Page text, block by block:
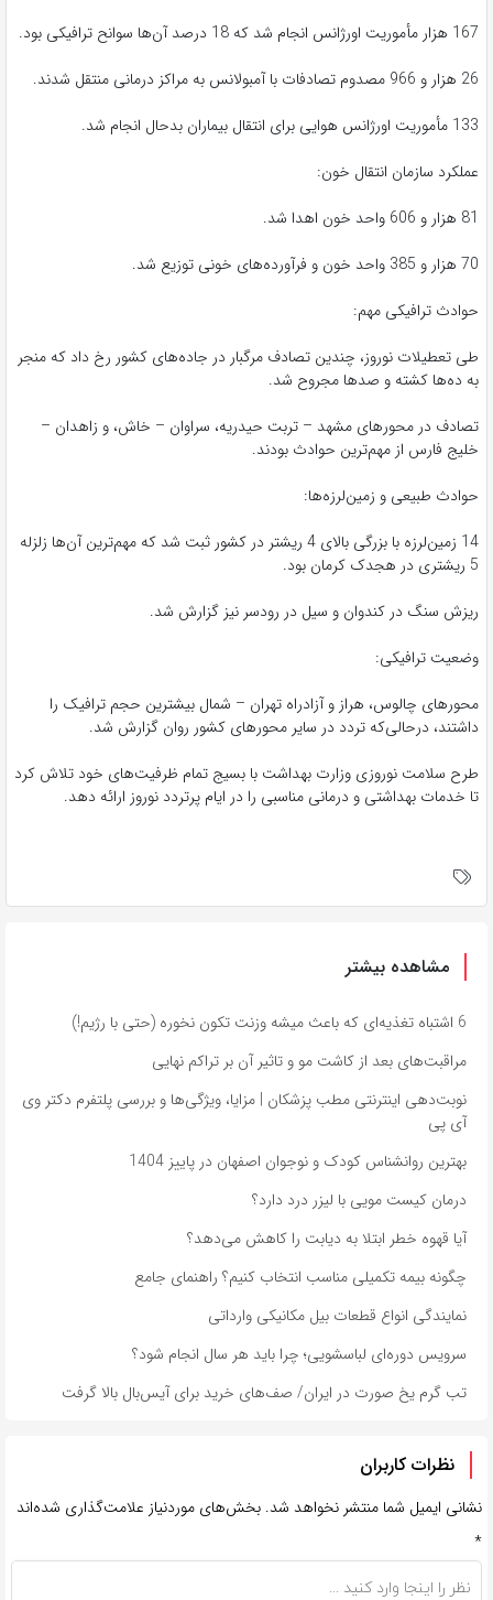
167 هزار مأموریت اورژانس انجام شد که 18 درصد آن‌ها سوانح ترافیکی بود.
26 هزار و 966 مصدوم تصادفات با آمبولانس به مراکز درمانی منتقل شدند.
133 مأموریت اورژانس هوایی برای انتقال بیماران بدحال انجام شد.
عملکرد سازمان انتقال خون:
81 هزار و 606 واحد خون اهدا شد.
70 هزار و 385 واحد خون و فرآورده‌های خونی توزیع شد.
حوادث ترافیکی مهم:
طی تعطیلات نوروز، چندین تصادف مرگبار در جاده‌های کشور رخ داد که منجر
به ده‌ها کشته و صدها مجروح شد.
تصادف در محورهای مشهد – تربت حیدریه، سراوان – خاش، و زاهدان –
خلیج فارس از مهم‌ترین حوادث بودند.
حوادث طبیعی و زمین‌لرزه‌ها:
14 زمین‌لرزه با بزرگی بالای 4 ریشتر در کشور ثبت شد که مهم‌ترین آن‌ها زلزله
5 ریشتری در هجدک کرمان بود.
ریزش سنگ در کندوان و سیل در رودسر نیز گزارش شد.
وضعیت ترافیکی:
محورهای چالوس، هراز و آزادراه تهران – شمال بیشترین حجم ترافیک را
داشتند، درحالی‌که تردد در سایر محورهای کشور روان گزارش شد.
طرح سلامت نوروزی وزارت بهداشت با بسیج تمام ظرفیت‌های خود تلاش کرد
تا خدمات بهداشتی و درمانی مناسبی را در ایام پرتردد نوروز ارائه دهد.
مشاهده بیشتر
6 اشتباه تغذیه‌ای که باعث میشه وزنت تکون نخوره (حتی با رژیم!)
مراقبت‌های بعد از کاشت مو و تاثیر آن بر تراکم نهایی
نوبت‌دهی اینترنتی مطب پزشکان | مزایا، ویژگی‌ها و بررسی پلتفرم دکتر وی
آی پی
بهترین روانشناس کودک و نوجوان اصفهان در پاییز 1404
درمان کیست مویی با لیزر درد دارد؟
آیا قهوه خطر ابتلا به دیابت را کاهش می‌دهد؟
چگونه بیمه تکمیلی مناسب انتخاب کنیم؟ راهنمای جامع
نمایندگی انواع قطعات بیل مکانیکی وارداتی
سرویس دوره‌ای لباسشویی؛ چرا باید هر سال انجام شود؟
تب گرم یخ صورت در ایران/ صف‌های خرید برای آیس‌بال بالا گرفت
نظرات کاربران
نشانی ایمیل شما منتشر نخواهد شد. بخش‌های موردنیاز علامت‌گذاری شده‌اند
*